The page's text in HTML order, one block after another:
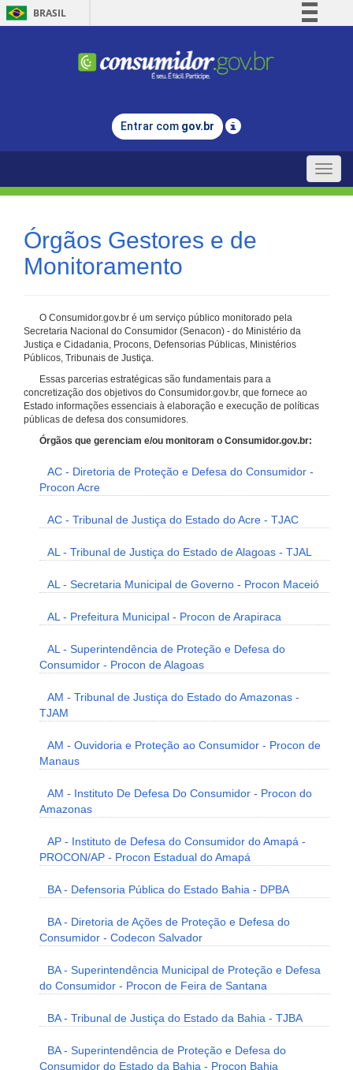
BRASIL
Comunica BR
Legislação
Entrar com gov.br
Toggle
Órgãos Gestores e de
Monitoramento
O Consumidor.gov.br é um serviço público monitorado pela
Secretaria Nacional do Consumidor (Senacon) - do Ministério da
Justiça e Cidadania, Procons, Defensorias Públicas, Ministérios
Públicos, Tribunais de Justiça.
Essas parcerias estratégicas são fundamentais para a
concretização dos objetivos do Consumidor.gov.br, que fornece ao
Estado informações essenciais à elaboração e execução de políticas
públicas de defesa dos consumidores.
Órgãos que gerenciam e/ou monitoram o Consumidor.gov.br:
AC - Diretoria de Proteção e Defesa do Consumidor -
Procon Acre
AC - Tribunal de Justiça do Estado do Acre - TJAC
AL - Tribunal de Justiça do Estado de Alagoas - TJAL
AL - Secretaria Municipal de Governo - Procon Maceió
AL - Prefeitura Municipal - Procon de Arapiraca
AL - Superintendência de Proteção e Defesa do
Consumidor - Procon de Alagoas
AM - Tribunal de Justiça do Estado do Amazonas -
TJAM
AM - Ouvidoria e Proteção ao Consumidor - Procon de
Manaus
AM - Instituto De Defesa Do Consumidor - Procon do
Amazonas
AP - Instituto de Defesa do Consumidor do Amapá -
PROCON/AP - Procon Estadual do Amapá
BA - Defensoria Pública do Estado Bahia - DPBA
BA - Diretoria de Ações de Proteção e Defesa do
Consumidor - Codecon Salvador
BA - Superintendência Municipal de Proteção e Defesa
do Consumidor - Procon de Feira de Santana
BA - Tribunal de Justiça do Estado da Bahia - TJBA
BA - Superintendência de Proteção e Defesa do
Consumidor do Estado da Bahia - Procon Bahia